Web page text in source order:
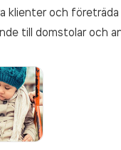
klienter och
till domstolar och